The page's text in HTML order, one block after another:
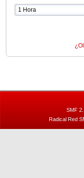
SMF
Radical Red